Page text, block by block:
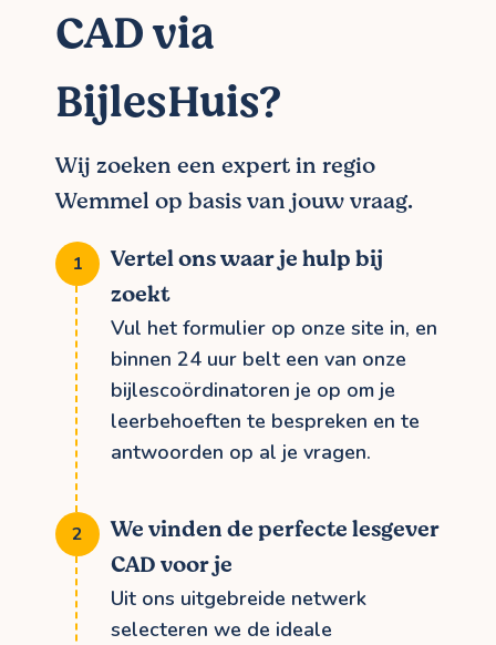
CAD via
BijlesHuis?
Wij zoeken een expert in regio
Wemmel op basis van jouw vraag.
Vertel ons waar je hulp bij
zoekt
Vul het formulier op onze site in, en
binnen 24 uur belt een van onze
bijlescoördinatoren je op om je
leerbehoeften te bespreken en te
antwoorden op al je vragen.
We vinden de perfecte lesgever
CAD voor je
Uit ons uitgebreide netwerk
selecteren we de ideale